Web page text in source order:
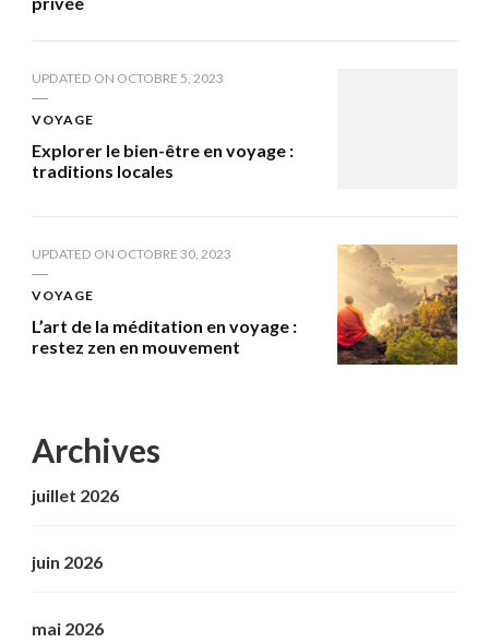
UPDATED ON OCTOBRE 5, 2023
VOYAGE
Explorer le bien-être en voyage :
traditions locales
UPDATED ON OCTOBRE 30, 2023
VOYAGE
L’art de la méditation en voyage :
restez zen en mouvement
Archives
juillet 2026
juin 2026
mai 2026